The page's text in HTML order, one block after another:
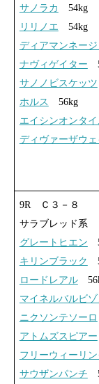
サノラカ
54kg
リリノエ 54kg
ディアマンネージ
ナヴィゲイター
サノノビスケッツ
ホルス
56kg
エイシンオンタイ
ディヴァーザウェ
9R Ｃ３－８
サラブレッド系
グレートヒエン
キリンブラック
ロードレアル
マイネルバルビゾ
ニクソンテソーロ
アトムズスピアー
フリーウィーリ
サウザンパンチ